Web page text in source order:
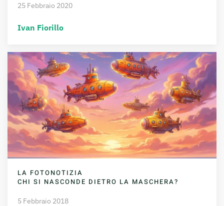
25 Febbraio 2020
Ivan Fiorillo
LA FOTONOTIZIA
CHI SI NASCONDE DIETRO LA MASCHERA?
5 Febbraio 2018